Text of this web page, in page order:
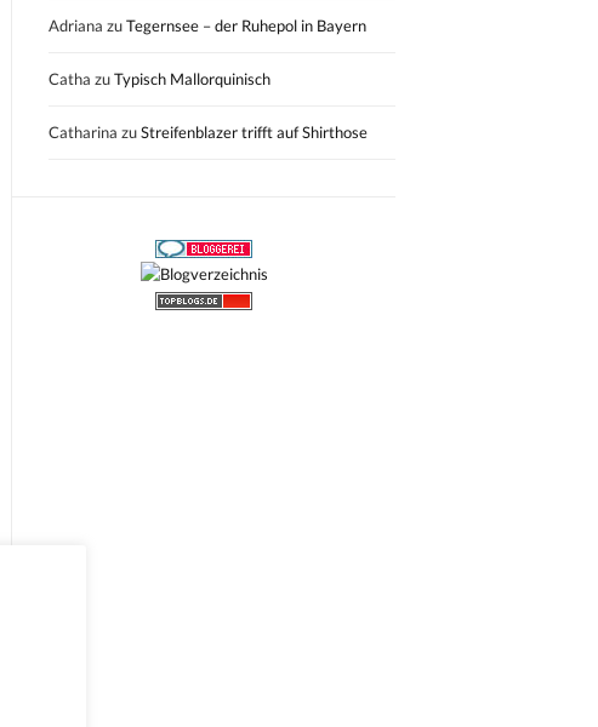
Adriana zuTegernsee – der Ruhepol in Bayern
Catha zuTypisch Mallorquinisch
Catharina zuStreifenblazer trifft auf Shirthose